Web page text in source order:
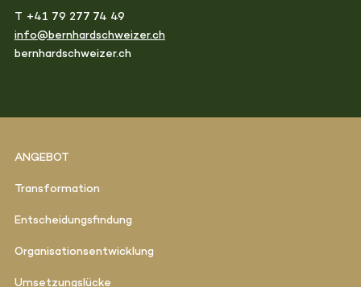
T +41 79 277 74 49
info@bernhardschweizer.ch
bernhardschweizer.ch
ANGEBOT
Transformation
Entscheidungsfindung
Organisationsentwicklung
Umsetzungslücke